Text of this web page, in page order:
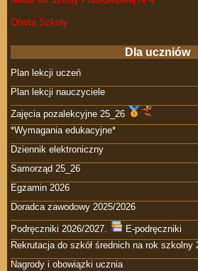
Oferta Szkoły
Dla uczniów
Plan lekcji uczeń
Plan lekcji nauczyciele
Zajęcia pozalekcyjne 25_26
*Wymagania edukacyjne*
Dziennik elektroniczny
Samorząd 25_26
Egzamin 2026
Doradca zawodowy 2025/2026
Podręczniki 2026/2027.
E-podręczniki
Rekrutacja do szkół średnich na rok szkolny
Nagrody i obowiązki ucznia